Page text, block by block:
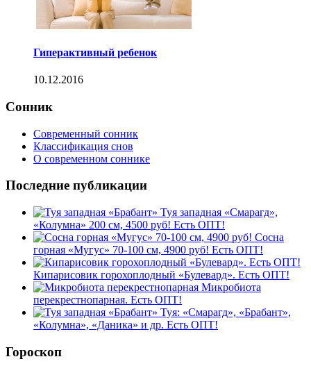
Гиперактивный ребенок
10.12.2016
Сонник
Современный сонник
Классификация снов
О современном соннике
Последние публикации
Туя западная «Смарагд»,
«Колумна» 200 см, 4500 руб! Есть ОПТ!
Сосна
горная «Мугус» 70-100 см, 4900 руб! Есть ОПТ!
Кипарисовик горохоплодный «Булевард». Есть ОПТ!
Микробиота
перекрестнопарная. Есть ОПТ!
Туя: «Смарагд», «Брабант»,
«Колумна», «Даника» и др. Есть ОПТ!
Гороскоп